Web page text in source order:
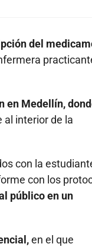
del
en Medellín,
al interior de la
con la
con los
público en un
en el que